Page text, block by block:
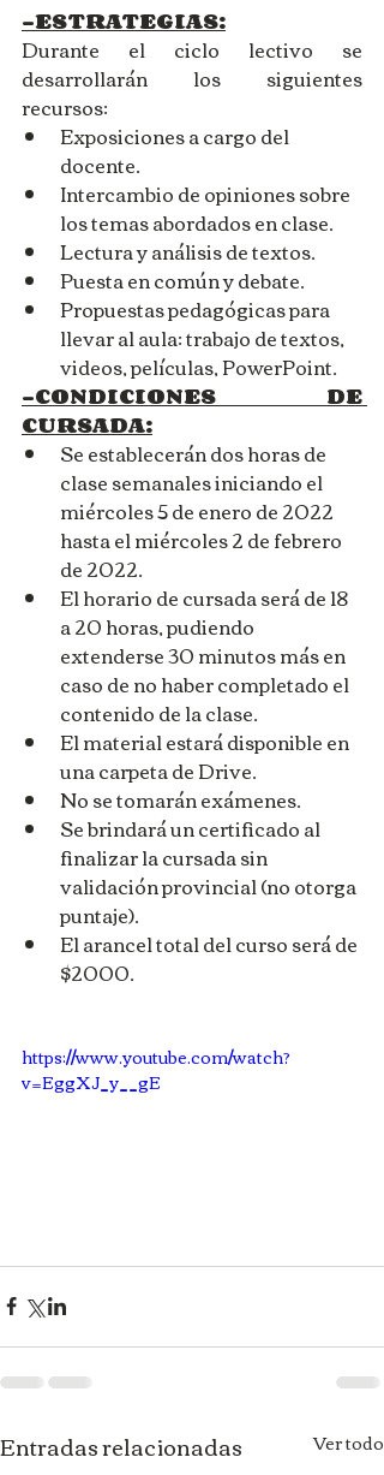
-ESTRATEGIAS:
Durante el ciclo lectivo se
desarrollarán los siguientes
recursos:
Exposiciones a cargo del
docente.
Intercambio de opiniones sobre
los temas abordados en clase.
Lectura y análisis de textos.
Puesta en común y debate.
Propuestas pedagógicas para
llevar al aula: trabajo de textos,
videos, películas, PowerPoint.
-CONDICIONES DE
CURSADA:
Se establecerán dos horas de
clase semanales iniciando el
miércoles 5 de enero de 2022
hasta el miércoles 2 de febrero
de 2022.
El horario de cursada será de 18
a 20 horas, pudiendo
extenderse 30 minutos más en
caso de no haber completado el
contenido de la clase.
El material estará disponible en
una carpeta de Drive.
No se tomarán exámenes.
Se brindará un certificado al
finalizar la cursada sin
validación provincial (no otorga
puntaje).
El arancel total del curso será de
$2000.
https://www.youtube.com/watch?
v=EggXJ_y__gE
Entradas relacionadas Ver todo